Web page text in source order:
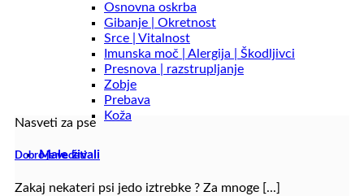
Osnovna oskrba
Gibanje | Okretnost
Srce | Vitalnost
Imunska moč | Alergija | Škodljivci
Presnova | razstrupljanje
Zobje
Prebava
Koža
Male živali
Nasveti za pse
Dobro je vedeti
Zakaj nekateri psi jedo iztrebke ? Za mnoge [...]